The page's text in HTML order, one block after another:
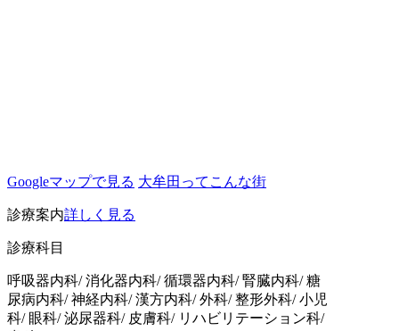
Googleマップで見る 大牟田ってこんな街
診療案内詳しく見る
診療科目
呼吸器内科/ 消化器内科/ 循環器内科/ 腎臓内科/ 糖
尿病内科/ 神経内科/ 漢方内科/ 外科/ 整形外科/ 小児
科/ 眼科/ 泌尿器科/ 皮膚科/ リハビリテーション科/